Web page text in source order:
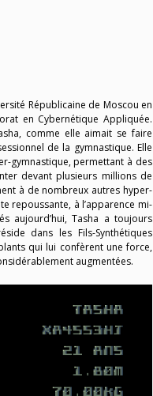
Républicaine de Moscou en
en Cybernétique Appliquée.
comme elle aimait se faire
de la gymnastique. Elle
gymnastique, permettant à des
devant plusieurs millions de
à de nombreux autres hyper-
repoussante, à l’apparence mi-
aujourd’hui, Tasha a toujours
dans les Fils-Synthétiques
qui lui confèrent une force,
augmentées.